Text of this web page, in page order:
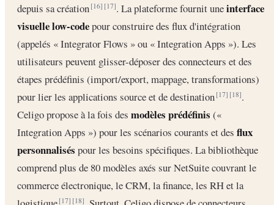
depuis sa création[16] [17]. La plateforme fournit uneinterface
visuelle low-codepour construire des flux d'intégration
(appelés « Integrator Flows » ou « Integration Apps »). Les
utilisateurs peuvent glisser-déposer des connecteurs et des
étapes prédéfinis (import/export, mappage, transformations)
pour lier les applications source et de destination[17] [18].
Celigo propose à la fois des modèles prédéfinis («
Integration Apps ») pour les scénarios courants et des flux
personnalisés pour les besoins spécifiques. La bibliothèque
comprend plus de 80 modèles axés sur NetSuite couvrant le
commerce électronique, le CRM, la finance, les RH et la
[17] [18]